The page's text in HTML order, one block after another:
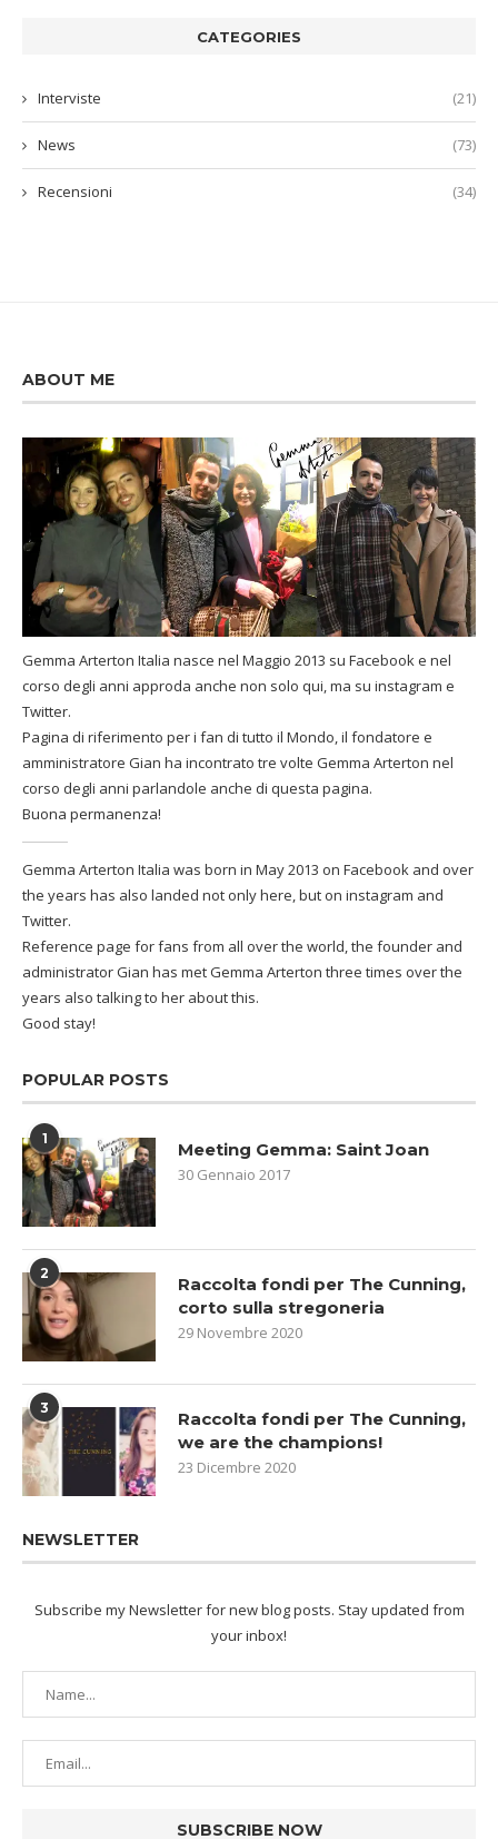
CATEGORIES
Interviste (21)
News (73)
Recensioni (34)
ABOUT ME
Gemma Arterton Italia nasce nel Maggio 2013 su Facebook e nel
corso degli anni approda anche non solo qui, ma su instagram e
Twitter.
Pagina di riferimento per i fan di tutto il Mondo, il fondatore e
amministratore Gian ha incontrato tre volte Gemma Arterton nel
corso degli anni parlandole anche di questa pagina.
Buona permanenza!
Gemma Arterton Italia was born in May 2013 on Facebook and over
the years has also landed not only here, but on instagram and
Twitter.
Reference page for fans from all over the world, the founder and
administrator Gian has met Gemma Arterton three times over the
years also talking to her about this.
Good stay!
POPULAR POSTS
1 Meeting Gemma: Saint Joan
30 Gennaio 2017
2
Raccolta fondi per The Cunning,
corto sulla stregoneria
29 Novembre 2020
3
Raccolta fondi per The Cunning,
we are the champions!
23 Dicembre 2020
NEWSLETTER
Subscribe my Newsletter for new blog posts. Stay updated from
your inbox!